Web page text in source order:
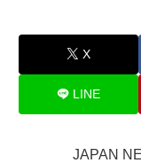
X
LINE
JAPAN